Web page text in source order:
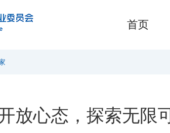
首页
放心态，探索无限